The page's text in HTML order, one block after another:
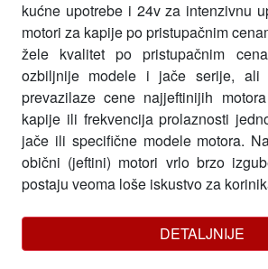
kućne upotrebe i 24v za intenzivnu
motori za kapije po pristupačnim
žele kvalitet po pristupačnim
ozbiljnije modele i jače serije, ali
prevazilaze cene najjeftinijih
kapije ili frekvencija prolaznosti
jače ili specifične modele motora.
obični (jeftini) motori vrlo brzo
postaju veoma loše iskustvo za
DETALJNIJE